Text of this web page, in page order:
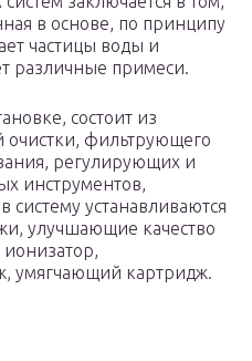
в основе, по принципу
частицы воды и
различные примеси.
состоит из
очистки, фильтрующего
регулирующих и
инструментов,
устанавливаются
улучшающие качество
умягчающий картридж.